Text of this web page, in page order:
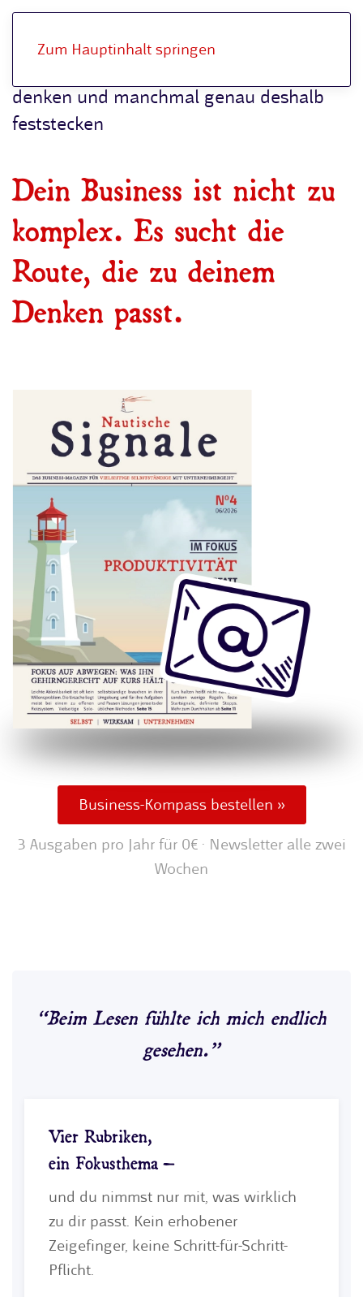
Zum Hauptinhalt springen
denken und manchmal genau deshalb
feststecken
Dein Business ist nicht zu
komplex. Es sucht die
Route, die zu deinem
Denken passt.
Business-Kompass bestellen »
3 Ausgaben pro Jahr für 0€ · Newsletter alle zwei
Wochen
“Beim Lesen fühlte ich mich endlich
gesehen.”
Vier Rubriken,
ein Fokusthema –
und du nimmst nur mit, was wirklich
zu dir passt. Kein erhobener
Zeigefinger, keine Schritt-für-Schritt-
Pflicht.